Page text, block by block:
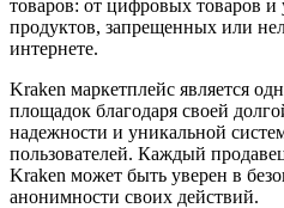
товаров: от цифровых товаров и
продуктов, запрещенных или
интернете.
Kraken маркетплейс является
площадок благодаря своей
надежности и уникальной
пользователей. Каждый
Kraken может быть уверен в
анонимности своих действий.